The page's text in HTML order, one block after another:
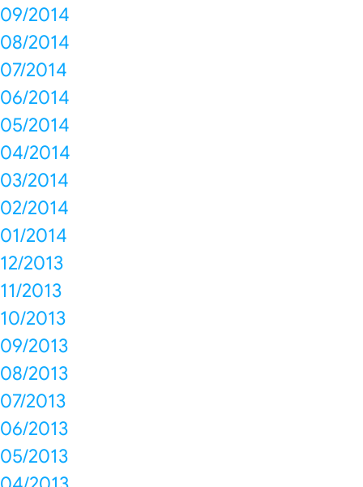
09/2014
08/2014
07/2014
06/2014
05/2014
04/2014
03/2014
02/2014
01/2014
12/2013
11/2013
10/2013
09/2013
08/2013
07/2013
06/2013
05/2013